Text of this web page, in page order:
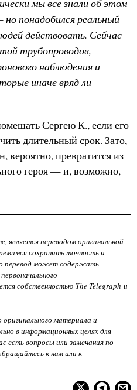
но понадобился реальный
действовать. Сейчас
трубопроводов,
наблюдения и
иначе вряд ли
Сергею К., если его
длительный срок. Зато,
вероятно, превратится из
героя — и, возможно,
является переводом оригинальной
сохранить точность и
перевод может содержать
собственностью The Telegraph и
материала и
в информационных целях для
есть вопросы или замечания по
к нам или к